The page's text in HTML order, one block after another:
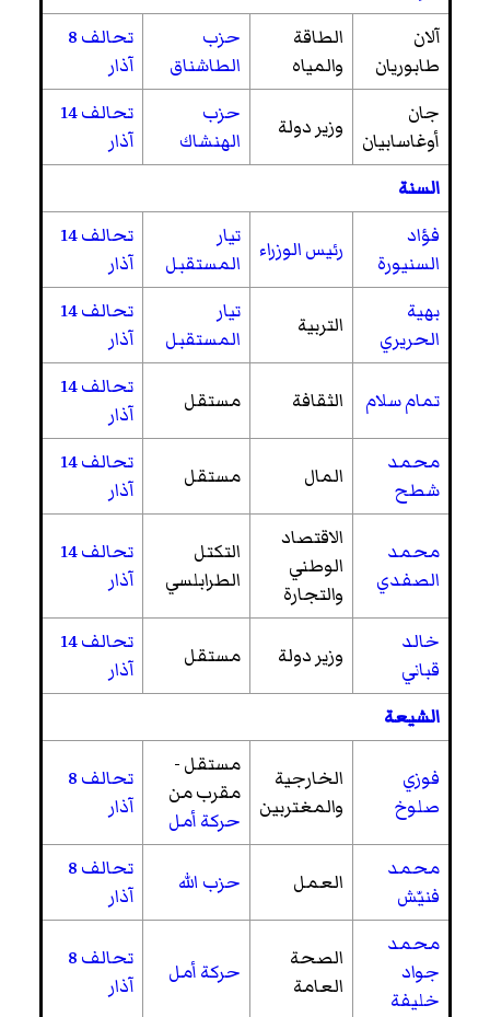
آلان
طابوريان
الطاقة
والمياه
حزب
الطاشناق
تحالف 8
آذار
جان
أوغاسابيان
وزير دولة
حزب
الهنشاك
تحالف 14
آذار
السنة
فؤاد
السنيورة
رئيس الوزراء
تيار
المستقبل
تحالف 14
آذار
بهية
الحريري
التربية
تيار
المستقبل
تحالف 14
آذار
تمام سلام الثقافة مستقل
تحالف 14
آذار
محمد
شطح
المال مستقل
تحالف 14
آذار
محمد
الصفدي
الاقتصاد
الوطني
والتجارة
التكتل
الطرابلسي
تحالف 14
آذار
خالد
قباني
وزير دولة مستقل
تحالف 14
آذار
الشيعة
فوزي
صلوخ
الخارجية
والمغتربين
مستقل -
مقرب من
حركة أمل
تحالف 8
آذار
محمد
فنيّش
العمل حزب الله
تحالف 8
آذار
محمد
جواد
خليفة
الصحة
العامة
حركة أمل
تحالف 8
آذار